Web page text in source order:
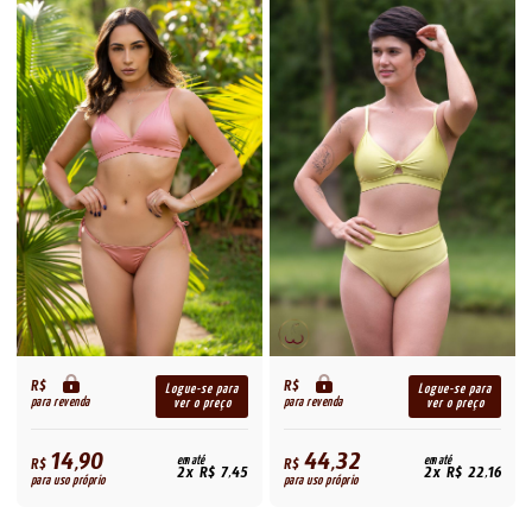
R$
para revenda
Logue-se para
ver o preço
R$14,90
para uso próprio
em até
2x R$ 7,45
R$
para revenda
Logue-se para
ver o preço
R$44,32
para uso próprio
em até
2x R$ 22,16